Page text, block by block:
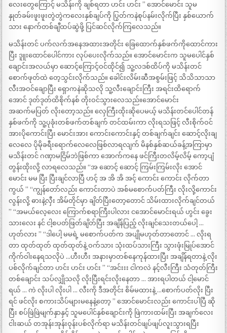
လေးတွေကြောင့် မသိန်းကို ချစ်ရတာ ဟင်း ဟင်း ” အောင်မောင်း သူမ
နှုတ်ခမ်းဖူးဖူးတွဲတွဲကလေးနှစ်ချပ်ကို ပြွတ်ကနဲစုပ်နမ်းလိုက်ပြီး နှစ်ယောက်
သား နောက်တစ်ချီထပ်ဆွဲဖို့ ပြင်ဆင်လိုက်ကြလေသည်။
မသိန်းတင် ပက်လက်အနေအထားအတိုင်း ခြေထောက်နှစ်ဖက်ကိုထောင်ကား
ပြီး ဒူူးထောင်ပေါင်ကား လုပ်ပေးလိုက်သည်။ အောင်မောင်းက သူမပေါင်နှစ်
ချောင်းအလယ်မှာ ဆောင့်ကြောင့်ဝင်ထိုင်၍ သူ့လဒစ်ထိပ်ကို မသိန်းတင်
စောက်ဖုတ်ထဲ တေ့သွင်းလိုက်သည်။ ခေါင်းလိမ်းဆီအစွမ်းဖြင့် သိသိသာသာ
လီးအဝင်ချောပြီး ရှောကနဲဆိုသလို သူ့လီးချောင်းကြီး အရင်းထိရောက်
အောင် ဒုတ်ဒုတ်ထိစိုက်နစ် တိုးဝင်သွားလေသည်။အောင်မောင်း
အဆက်မပြတ် လိုးတော့သည်။ လှေကြီးထိုးဆိုပေမယ့် မသိန်းတင်ပေါင်တန်
နှစ်ဖက်ကို သူ့ပုခုံးတစ်ဖက်တစ်ချက် တင်ထမ်းကာ လိုးရသဖြင့် လီးစိုက်ဝင်
အားပိုကောင်းပြီး မောင်းအား ကောင်းကောင်းနှင့် တစ်ချက်ချင်း ဆောင့်လိုးချ
လေလေ ပိုမိုခရီးရောက်လေလေဖြစ်လာရလျက် မိနစ်နှစ်ဆယ်ခန့်အကြာမှာ
မသိန်းတင် ဂဏှာမငြိမ်ဘဲဖြစ်ကာ အောက်ကနေ ဖင်ကြီးတလိမ့်လိမ့် ကော့ပျံ
တွန်းထိုးလို့ လာရလေသည်။ “အ ဆောင့် ဆောင့် ကြမ်းကြမ်းလိုး အောင်
မောင်း မမ ပြီး ပြီးချင်လာပြီ ဟင့် အ အိ အိ အင့် ကောင်း ကောင်း လိုက်တာ
ကွယ် ” “ကျွန်တော်လည်း ကောင်းတာပဲ အစ်မစောက်ပတ်ကြီး လိုးလို့ကောင်း
လွန်းလို့ ဓားနဲ့လှီး အိမ်တိုင်မှာ ချိတ်ပြီးတော့တောင် သိမ်းထားလိုက်ချင်တယ်
” “အမယ်လေ့လေး ကြောက်စရာကြီးပါလား ငအောင်မောင်းရယ် ဟွင်း ခွေး
သားလေး နင် ငါ့စပတ်ဖြတ်ချိတ်ပြီး အချိန်ပြည့် လိုးချင်သေးတယ်ပေါ့ …
ဟုတ်လား ” “ဒါပေါ့ မမရဲ့ မစောက်ပတ်က အပျိုမဟုတ်တာတောင် … လိုးရ
တာ ထုတ်ထုတ် ထုတ်ထုတ်နဲ့ ဝက်သား သုံးထပ်သားကြီး သွားဖုံးမြုပ်အောင်
ကိုက်ဝါးနေရသလိုပဲ …ဟီးဟီး အနားမှာတစ်နေကုန်ထားပြီး အချိန်ရတာနဲ့ လိုး
ပစ်လိုက်ချင်တာ ဟင်း ဟင်း ဟင်း ” “အင်းးး ငါကလဲ နင့်လီးကြီး သံတုတ်ကြီး
တစ်ချောင်း သပ်လျှိုသလို လိုးပြီးရင်းလိုးနေတာ … အားရပါတယ် ငါ့မောင်
ရယ် … ကဲ လိုးပါ လိုးပါ … လီးကို ဒီအတိုင်း စိမ်မထားနဲ့ …စောက်ပတ်လိုး ပြီး
ရင် ဖင်လိုး စကားသိပ်များမနေနဲ့တော့ ” အောင်မောင်းလည်း ကောင်းပါပြီ ဆို
ပြီး စပ်ဖြဲဖြဲမျက်နှာနှင့် သူမပေါင်နှစ်ချောင်းကို ဖြဲကားထမ်းပြီး အချက်လေး
ငါးဆယ် တအုန်းအုန်းဝုန်းပစ်လိုက်ရာ မသိန်းတင်ဖျပ်ဖျပ်လူးသွားရပြီး